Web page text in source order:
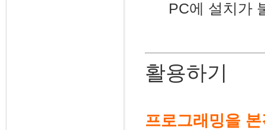
PC에 설치가
활용하기
프로그래밍을